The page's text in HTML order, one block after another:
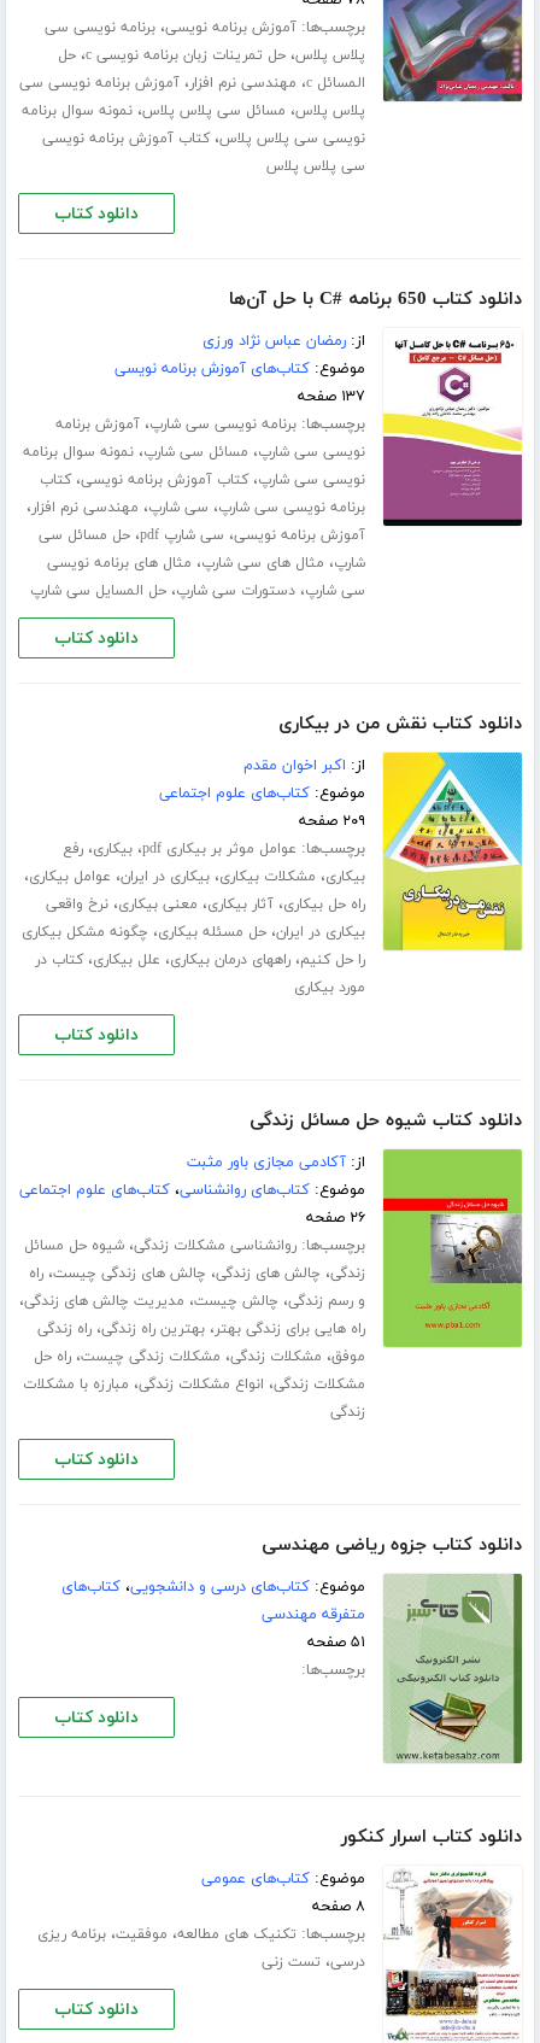
برچسب‌ها:آموزش برنامه نویسی،برنامه نویسی سی
پلاس پلاس،حل تمرینات زبان برنامه نویسی c ،حل
المسائل c ، مهندسی نرم افزار،آموزش برنامه نویسی سی
پلاس پلاس، مسائل سی پلاس پلاس،نمونه سوال برنامه
نویسی سی پلاس پلاس،کتاب آموزش برنامه نویسی
سی پلاس پلاس
دانلود کتاب
دانلود کتاب 650 برنامه #C با حل آن‌ها
از:رمضان عباس نژاد ورزی
موضوع:کتاب‌های آموزش برنامه نویسی
۱۳۷ صفحه
برچسب‌ها:برنامه نویسی سی شارپ،آموزش برنامه
نویسی سی شارپ، مسائل سی شارپ،نمونه سوال برنامه
نویسی سی شارپ،کتاب آموزش برنامه نویسی،کتاب
برنامه نویسی سی شارپ، سی شارپ، مهندسی نرم افزار،
آموزش برنامه نویسی، سی شارپ pdf ،حل مسائل سی
شارپ، مثال های سی شارپ، مثال های برنامه نویسی
سی شارپ،دستورات سی شارپ،حل المسایل سی شارپ
دانلود کتاب
دانلود کتاب نقش من در بیکاری
از: اکبر اخوان مقدم
موضوع:کتاب‌های علوم اجتماعی
۲۰۹ صفحه
برچسب‌ها: عوامل موثر بر بیکاری pdf ،بیکاری،رفع
بیکاری، مشکلات بیکاری،بیکاری در ایران، عوامل بیکاری،
راه حل بیکاری،آثار بیکاری، معنی بیکاری،نرخ واقعی
بیکاری در ایران،حل مسئله بیکاری، چگونه مشکل بیکاری
را حل کنیم،راههای درمان بیکاری، علل بیکاری،کتاب در
مورد بیکاری
دانلود کتاب
دانلود کتاب شیوه حل مسائل زندگی
از:آکادمی مجازی باور مثبت
موضوع:کتاب‌های روانشناسی،کتاب‌های علوم اجتماعی
۲۶ صفحه
برچسب‌ها:روانشناسی مشکلات زندگی،شیوه حل مسائل
زندگی، چالش های زندگی، چالش های زندگی چیست،راه
و رسم زندگی، چالش چیست، مدیریت چالش های زندگی،
راه هایی برای زندگی بهتر،بهترین راه زندگی،راه زندگی
موفق، مشکلات زندگی، مشکلات زندگی چیست،راه حل
مشکلات زندگی، انواع مشکلات زندگی، مبارزه با مشکلات
زندگی
دانلود کتاب
دانلود کتاب جزوه ریاضی مهندسی
موضوع:کتاب‌های درسی و دانشجویی،کتاب‌های
متفرقه مهندسی
۵۱ صفحه
برچسب‌ها:
دانلود کتاب
دانلود کتاب اسرار کنکور
موضوع:کتاب‌های عمومی
۸ صفحه
برچسب‌ها: تکنیک های مطالعه، موفقیت،برنامه ریزی
درسی، تست زنی
دانلود کتاب